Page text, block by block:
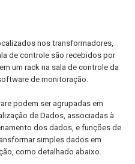
nos transformadores,
de controle são recebidos por
um rack na sala de controle da
de monitoração.
podem ser agrupadas em
de Dados, associadas à
dos dados, e funções de
simples dados em
como detalhado abaixo.